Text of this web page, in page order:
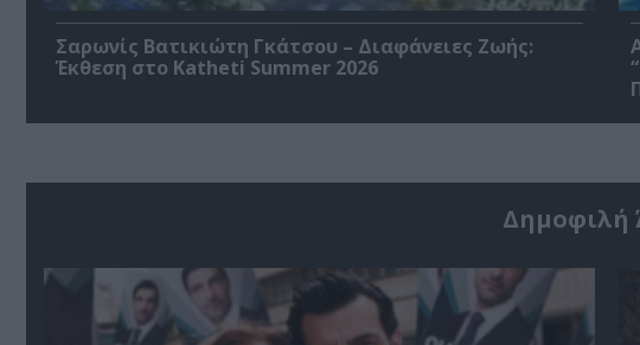
Σαρωνίς Βατικιώτη Γκάτσου – Διαφάνειες Ζωής:
Έκθεση στο Katheti Summer 2026
Δημοφιλή